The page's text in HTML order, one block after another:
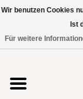
Vito / V-Klasse 447
Wir benutzen Cookies
Ist
Für weitere